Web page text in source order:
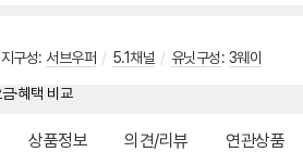
구성: 서브우퍼 / 5.1채널 / 유닛구성: 3웨이
상품정보 의견/리뷰 연관상품